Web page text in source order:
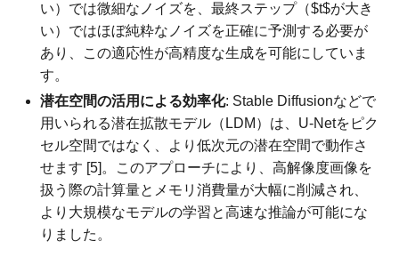
い）では微細なノイズを、最終ステップ（$t$が大き
い）ではほぼ純粋なノイズを正確に予測する必要が
あり、この適応性が高精度な生成を可能にしていま
す。
潜在空間の活用による効率化: Stable Diffusionなどで
用いられる潜在拡散モデル（LDM）は、U-Netをピク
セル空間ではなく、より低次元の潜在空間で動作さ
せます [5]。このアプローチにより、高解像度画像を
扱う際の計算量とメモリ消費量が大幅に削減され、
より大規模なモデルの学習と高速な推論が可能にな
りました。